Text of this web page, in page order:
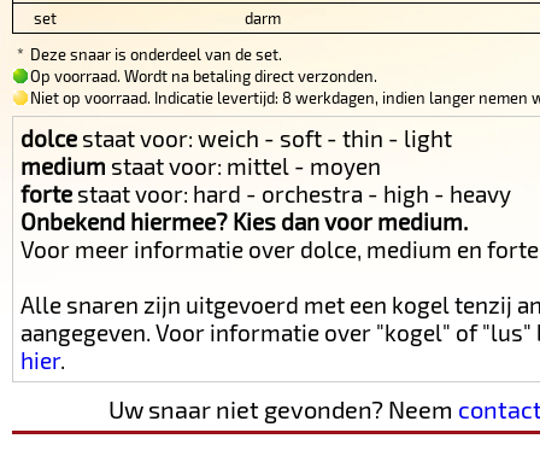
set
darm
* Deze snaar is onderdeel van de set.
Op voorraad. Wordt na betaling direct verzonden.
Niet op voorraad. Indicatie levertijd: 8 werkdagen, indien langer nemen
dolce staat voor: weich - soft - thin - light
medium staat voor: mittel - moyen
forte staat voor: hard - orchestra - high - heavy
Onbekend hiermee? Kies dan voor medium.
Voor meer informatie over dolce, medium en
Alle snaren zijn uitgevoerd met een kogel tenzij
aangegeven. Voor informatie over "kogel" of
hier.
Uw snaar niet gevonden? Neem